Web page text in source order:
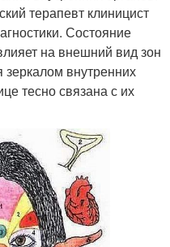
терапевт клиницист
Состояние
на внешний вид зон
внутренних
тесно связана с их